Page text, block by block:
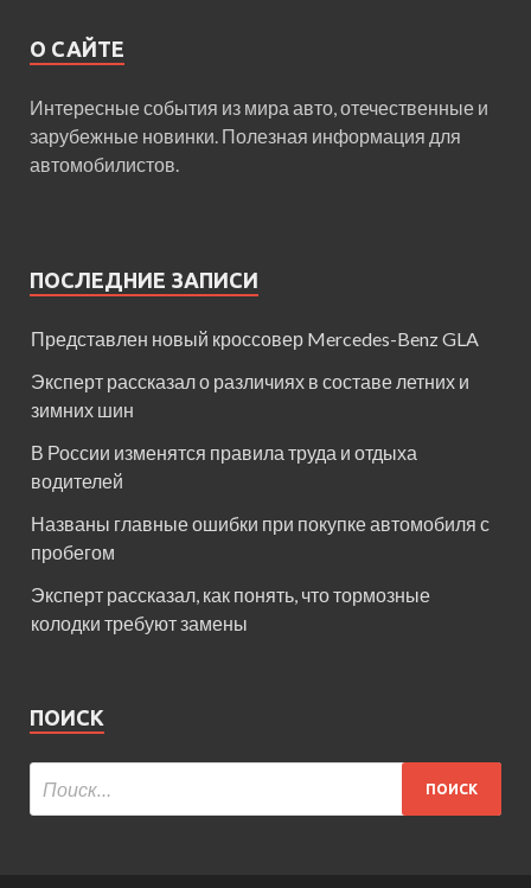
О САЙТЕ
Интересные события из мира авто, отечественные и
зарубежные новинки. Полезная информация для
автомобилистов.
ПОСЛЕДНИЕ ЗАПИСИ
Представлен новый кроссовер Mercedes-Benz GLA
Эксперт рассказал о различиях в составе летних и
зимних шин
В России изменятся правила труда и отдыха
водителей
Названы главные ошибки при покупке автомобиля с
пробегом
Эксперт рассказал, как понять, что тормозные
колодки требуют замены
ПОИСК